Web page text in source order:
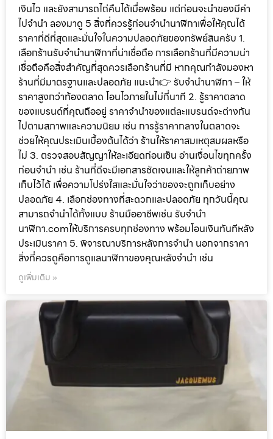
เงินไว และยังสามารถไถ่คืนได้เมื่อพร้อม แต่ก่อนจะนำของมีค่า
ไปจำนำ ลองมาดู 5 สิ่งที่ควรรู้ก่อนจำนำนาฬิกาเพื่อให้คุณได้
ราคาที่ดีที่สุดและมั่นใจในความปลอดภัยของทรัพย์สินครับ 1.
เลือกร้านรับจำนำนาฬิกาที่น่าเชื่อถือ การเลือกร้านที่มีความน่า
เชื่อถือคือสิ่งสำคัญที่สุดควรเลือกร้านที่มี หากคุณกำลังมองหา
ร้านที่มีมาตรฐานและปลอดภัย แนะนำ👉 รับจำนำนาฬิกา – ให้
ราคาสูงกว่าท้องตลาด โอนไวภายในไม่กี่นาที 2. รู้ราคาตลาด
ของแบรนด์ที่คุณถืออยู่ ราคาจำนำของแต่ละแบรนด์จะต่างกัน
ไปตามสภาพและความนิยม เช่น การรู้ราคากลางในตลาดจะ
ช่วยให้คุณประเมินเบื้องต้นได้ว่า ร้านให้ราคาสมเหตุสมผลหรือ
ไม่ 3. ตรวจสอบสัญญาให้ละเอียดก่อนเซ็น อ่านเงื่อนไขทุกครั้ง
ก่อนจำนำ เช่น ร้านที่ดีจะมีเอกสารชัดเจนและให้ลูกค้าถ่ายภาพ
เก็บไว้ได้ เพื่อความโปร่งใสและมั่นใจว่าของจะถูกเก็บอย่าง
ปลอดภัย 4. เลือกช่องทางที่สะดวกและปลอดภัย ทุกวันนี้คุณ
สามารถจำนำได้ทั้งแบบ ร้านมืออาชีพเช่น รับจำนำ
นาฬิกา.comให้บริการครบทุกช่องทาง พร้อมโอนเงินทันทีหลัง
ประเมินราคา 5. พิจารณาบริการหลังการจำนำ นอกจากราคา
สิ่งที่ควรดูคือการดูแลนาฬิกาของคุณหลังจำนำ เช่น
ดูเพิ่มเติม »